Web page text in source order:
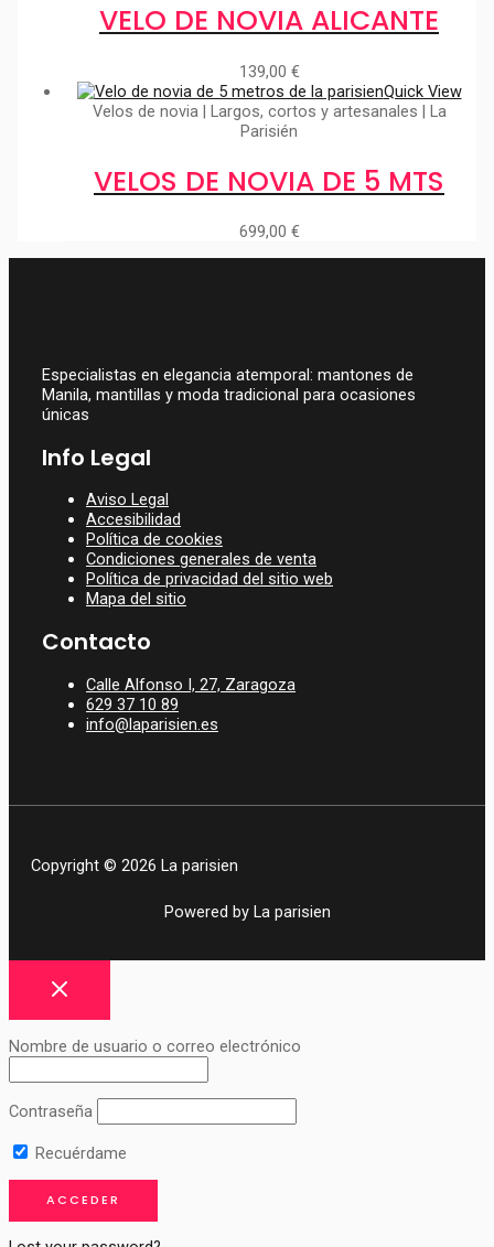
VELO DE NOVIA ALICANTE
139,00 €
Quick View
Velos de novia | Largos, cortos y artesanales | La
Parisién
VELOS DE NOVIA DE 5 MTS
699,00 €
Especialistas en elegancia atemporal: mantones de
Manila, mantillas y moda tradicional para ocasiones
únicas
Info Legal
Aviso Legal
Accesibilidad
Política de cookies
Condiciones generales de venta
Política de privacidad del sitio web
Mapa del sitio
Contacto
Calle Alfonso I, 27, Zaragoza
629 37 10 89
info@laparisien.es
Copyright © 2026 La parisien
Powered by La parisien
Nombre de usuario o correo electrónico
Contraseña
Recuérdame